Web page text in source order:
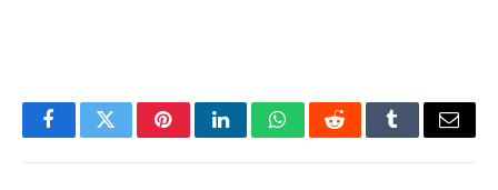
FacebookTwitterPinterestLinkedInWhatsAppRedditTumblrEmail